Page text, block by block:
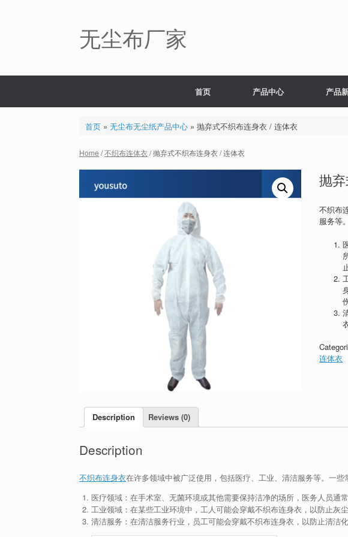
无尘布厂家
首页 产品中心 产品
首页» 无尘布无尘纸产品中心» 抛弃式不织布连身衣 / 连体衣
Home /不织布连体衣/ 抛弃式不织布连身衣 / 连体衣
抛
不织布
服务等
连体衣
Description Reviews (0)
Description
不织布连身衣在许多领域中被广泛使用，包括医疗、工业、清洁服务等。一些
医疗领域：在手术室、无菌环境或其他需要保持洁净的场所，医务人员通
工业领域：在某些工业环境中，工人可能会穿戴不织布连身衣，以防止灰
清洁服务：在清洁服务行业，员工可能会穿戴不织布连身衣，以防止清洁